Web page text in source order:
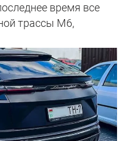
время все
трассы М6,